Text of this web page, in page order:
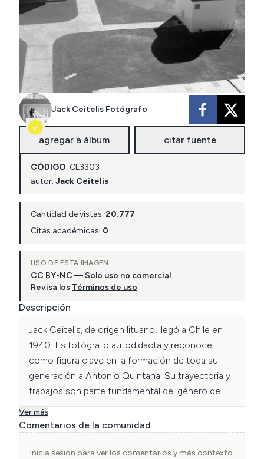
Jack Ceitelis Fotógrafo
agregar a álbum citar fuente
CÓDIGO: CL3303
autor: Jack Ceitelis
Cantidad de vistas: 20.777
Citas académicas: 0
USO DE ESTA IMAGEN
CC BY-NC — Solo uso no comercial
Revisa los Términos de uso
Descripción
Jack Ceitelis, de origen lituano, llegó a Chile en
1940. Es fotógrafo autodidacta y reconoce
como figura clave en la formación de toda su
generación a Antonio Quintana. Su trayectoria y
trabajos son parte fundamental del género de
fotografía industrial del país. Ha trabajado
principalmente en el área de construcción y de
minas. Como gran entusiasta del trabajo en
terreno, ha emprendido variados proyectos
Ver más
Comentarios de la comunidad
Inicia sesión para ver los comentarios y más contexto.